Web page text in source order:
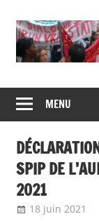
content
de
syndicats
CGT
insertion
probation
MENU
SPIP DE
2021
18 juin 2021